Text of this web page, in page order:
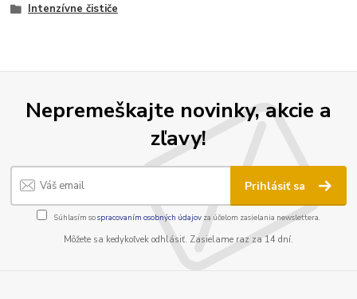
Intenzívne čističe
Nepremeškajte novinky, akcie a
zľavy!
Prihlásiť sa
Súhlasím sospracovaním osobných údajov za účelom zasielania newslettera.
Môžete sa kedykoľvek odhlásiť. Zasielame raz za 14 dní.